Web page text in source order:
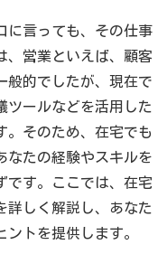
に言っても、その仕事
、営業といえば、顧客
般的でしたが、現在で
ツールなどを活用した
。そのため、在宅でも
なたの経験やスキルを
です。ここでは、在宅
詳しく解説し、あなた
トを提供します。